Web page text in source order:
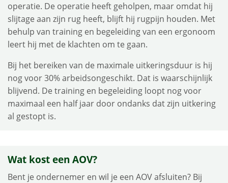
operatie. De operatie heeft geholpen, maar omdat hij
slijtage aan zijn rug heeft, blijft hij rugpijn houden. Met
behulp van training en begeleiding van een ergonoom
leert hij met de klachten om te gaan.
Bij het bereiken van de maximale uitkeringsduur is hij
nog voor 30% arbeidsongeschikt. Dat is waarschijnlijk
blijvend. De training en begeleiding loopt nog voor
maximaal een half jaar door ondanks dat zijn uitkering
al gestopt is.
Wat kost een AOV?
Bent je ondernemer en wil je een AOV afsluiten? Bij